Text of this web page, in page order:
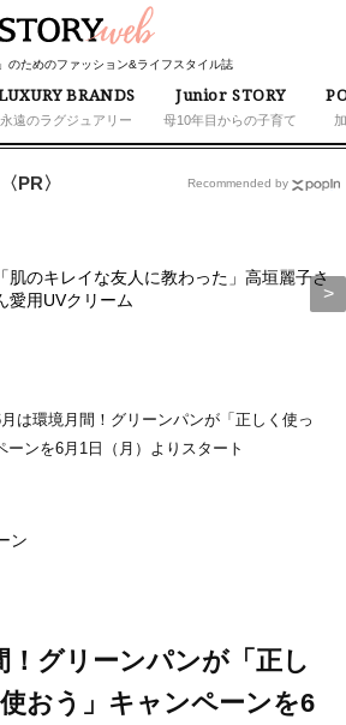
のためのファッション&ライフスタイル誌
BRANDS
永遠のラグジュアリー
Junior STORY
母10年目からの子育て
PR〉
「肌のキレイな友人に教わった」高垣麗子さ
愛用UVクリーム
Recommended by
は環境月間！グリーンパンが「正しく使っ
ーンを6月1日（月）よりスタート
ン
！グリーンパンが「正し
おう」キャンペーンを6